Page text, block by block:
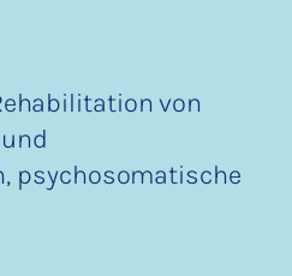
von
psychosomatische